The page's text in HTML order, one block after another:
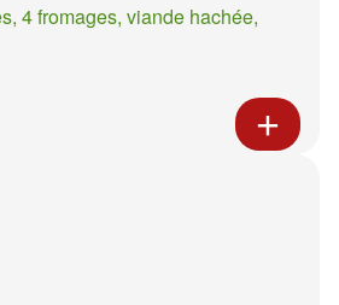
4 fromages, viande hachée,